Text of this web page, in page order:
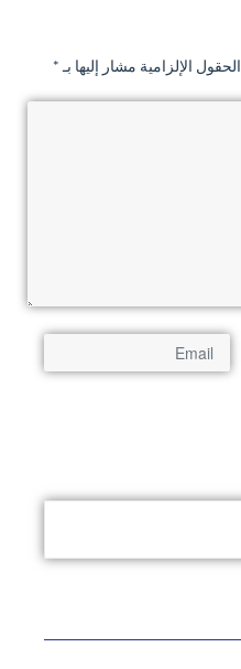
الحقول الإلزامية مشار إليها بـ*